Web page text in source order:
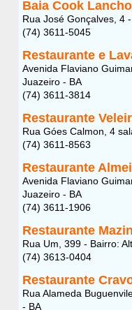
Baia Cook
Rua José Gonçalves, 4
(74) 3611-5045
Restaurante e
Avenida Flaviano
Juazeiro - BA
(74) 3611-3814
Restaurante
Rua Góes Calmon, 4
(74) 3611-8563
Restaurante
Avenida Flaviano
Juazeiro - BA
(74) 3611-1906
Restaurante
Rua Um, 399 - Bairro:
(74) 3613-0404
Restaurante
Rua Alameda
- BA